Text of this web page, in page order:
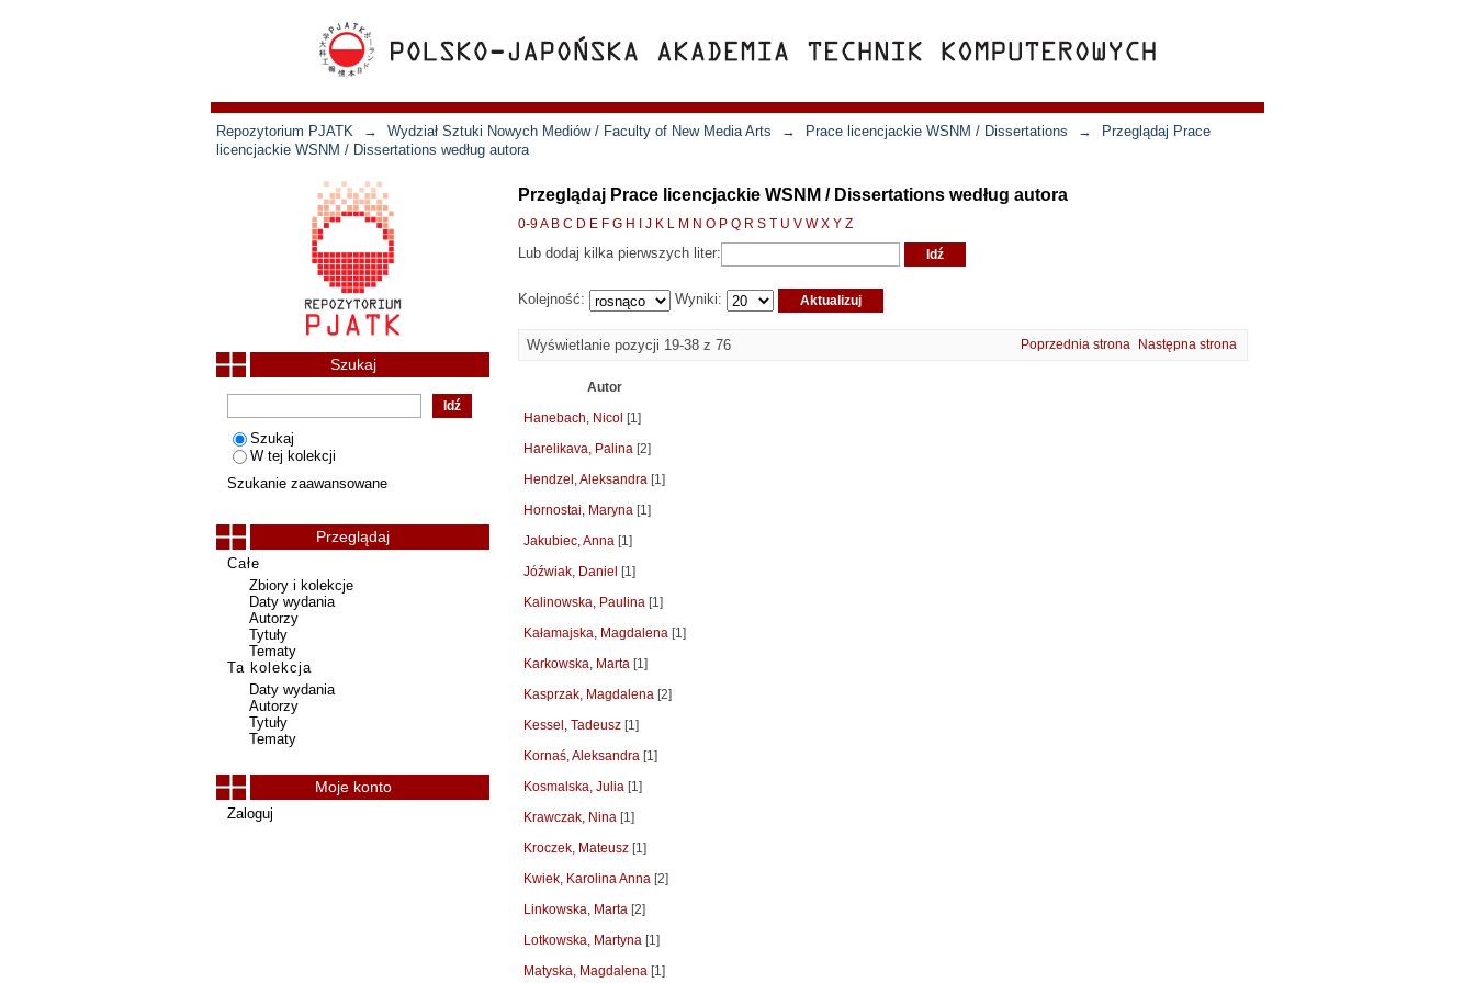
Repozytorium PJATK → Wydział Sztuki Nowych Mediów / Faculty of New Media Arts → Prace licencjackie WSNM / Dissertations →
Przeglądaj Prace
licencjackie WSNM / Dissertations według autora
Przeglądaj Prace licencjackie WSNM / Dissertations według autora
0-9A B C D E F G H J K L M N O P Q R S T U V W X Y Z
Lub dodaj kilka pierwszych liter:
Kolejność: Wyniki:
Wyświetlanie pozycji 19-38 z 76 Poprzednia strona Następna strona
Autor
Hanebach, Nicol [1]
Harelikava, Palina [2]
Hendzel, Aleksandra [1]
Hornostai, Maryna [1]
Jakubiec, Anna [1]
Jóźwiak, Daniel
[1]
Kalinowska, Paulina [1]
Kałamajska, Magdalena [1]
Karkowska, Marta [1]
Kasprzak, Magdalena [2]
Kessel, Tadeusz [1]
Kornaś, Aleksandra [1]
Kosmalska, Julia [1]
Krawczak, Nina [1]
Kroczek, Mateusz [1]
Kwiek, Karolina Anna [2]
Linkowska, Marta [2]
Lotkowska, Martyna [1]
Matyska, Magdalena [1]
Szukaj
Szukaj
W tej kolekcji
Szukanie zaawansowane
Przeglądaj
Całe
Zbiory i kolekcje
Daty wydania
Autorzy
Tytuły
Tematy
Ta kolekcja
Daty wydania
Autorzy
Tytuły
Tematy
Moje konto
Zaloguj